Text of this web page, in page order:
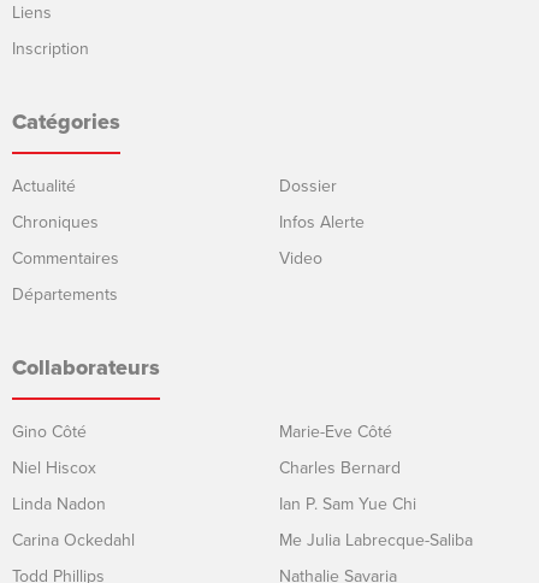
Liens
Inscription
Catégories
Actualité
Chroniques
Commentaires
Départements
Dossier
Infos Alerte
Video
Collaborateurs
Gino Côté
Niel Hiscox
Linda Nadon
Carina Ockedahl
Todd Phillips
Marie-Eve Côté
Charles Bernard
Ian P. Sam Yue Chi
Me Julia Labrecque-Saliba
Nathalie Savaria